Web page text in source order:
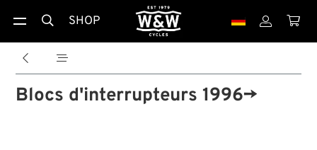
 SHOP  
 
Blocs d'interrupteurs 1996→